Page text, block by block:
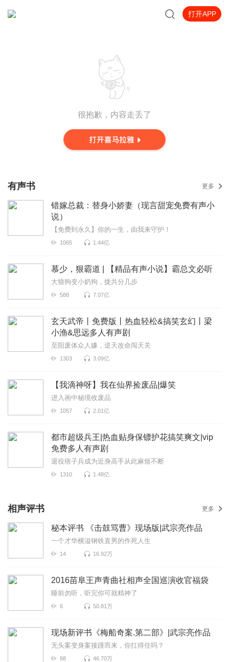
打开APP
很抱歉，内容走丢了
有声书 更多
错嫁总裁：替身小娇妻（现言甜宠免费有声小
说）
【免费到永久】你的一生，由我来守护！
1065 1.44亿
慕少，狠霸道 | 【精品有声小说】霸总文必听
大狼狗变小奶狗，拢共分几步
588 7.07亿
玄天武帝丨免费版丨热血轻松&搞笑玄幻丨梁
小渔&思远多人有声剧
至阳废体众人嫌，逆天改命闯天关
1303 3.09亿
【我滴神呀】我在仙界捡废品|爆笑
进入画中秘境收废品
1057 2.01亿
都市超级兵王|热血贴身保镖护花搞笑爽文|vip
免费多人有声剧
退役痞子兵成为近身高手从此麻烦不断
1310 1.48亿
相声评书 更多
秘本评书 《击鼓骂曹》现场版|武宗亮作品
一个才华横溢钢铁直男的作死人生
14 16.92万
2016苗阜王声青曲社相声全国巡演收官福袋
睡前勿听，听完你可就精神了
6 50.81万
现场新评书《梅船奇案.第二部》|武宗亮作品
无头案变身案接踵而来，你扛得住吗？
88 46.70万